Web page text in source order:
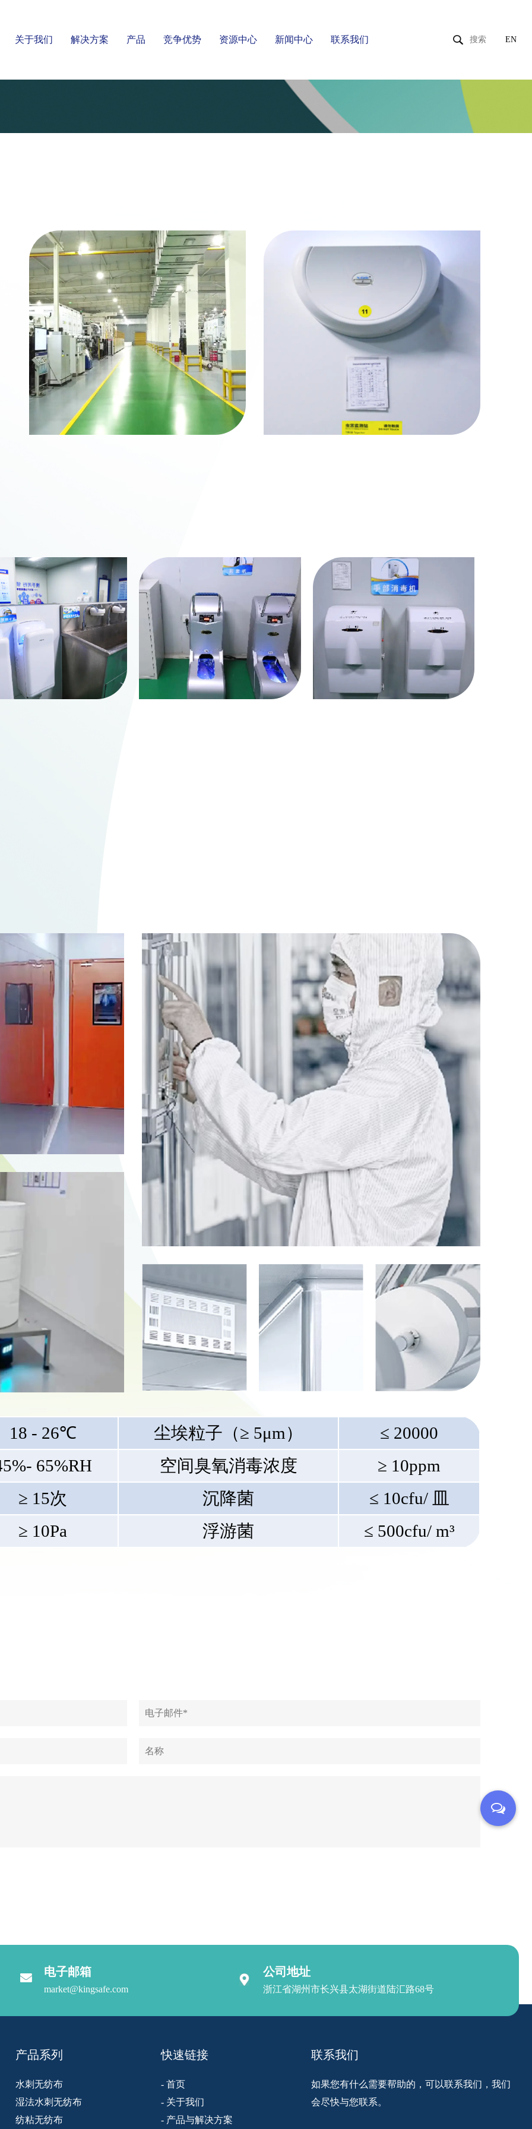
关于我们 解决方案 产品 竞争优势 资源中心 新闻中心 联系我们 EN
18 - 26℃ 尘埃粒子（≥ 5μm）
≤ 20000
65%RH
空间臭氧消毒浓度
≥ 10ppm
≥ 15次
沉降菌
≤ 10cfu/ 皿
≥ 10Pa
浮游菌 ≤ 500cfu/ m³
电子邮箱
market@kingsafe.com
公司地址
浙江省湖州市长兴县太湖街道陆汇路68号
产品系列
水刺无纺布
湿法水刺无纺布
纺粘无纺布
快速链接
- 首页
- 关于我们
- 产品与解决方案
联系我们
如果您有什么需要帮助的，可以联系我们，我们
会尽快与您联系。